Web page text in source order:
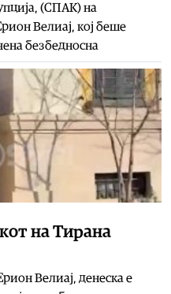
(СПАК) на
Велиај, кој беше
безбедносна
на Тирана
Велиај, денеска е